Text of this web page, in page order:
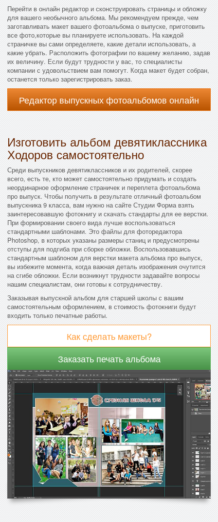
Перейти в онлайн редактор и сконструировать страницы и обложку
для вашего необычного альбома. Мы рекомендуем прежде, чем
заготавливать макет вашего фотоальбома о выпуске, приготовить
все фото,которые вы планируете использовать. На каждой
страничке вы сами определяете, какие детали использовать, а
какие убрать. Расположить фотографии по вашему желанию, задав
их величину. Если будут трудности у вас, то специалисты
компании с удовольствием вам помогут. Когда макет будет собран,
останется только зарегистрировать заказ.
Редактор выпускных фотоальбомов онлайн
Изготовить альбом девятиклассника
Ходоров самостоятельно
Среди выпускников девятиклассников и их родителей, скорее
всего, есть те, кто может самостоятельно придумать и создать
неординарное оформление страничек и переплета фотоальбома
про выпуск. Чтобы получить в результате отличный фотоальбом
выпускника 9 класса, вам нужно на сайте Студии Форма взять
заинтересовавшую фотокнигу и скачать стандарты для ее верстки.
При формировании своего вида лучше воспользоваться
стандартными шаблонами. Это файлы для фоторедактора
Photoshop, в которых указаны размеры станиц и предусмотрены
отступы для подгиба при сборке обложки. Воспользовавшись
стандартным шаблоном для верстки макета альбома про выпуск,
вы избежите момента, когда важная деталь изображения очутится
на сгибе обложки. Если возникнут трудности задавайте вопросы
нашим специалистам, они готовы к сотрудничеству.
Заказывая выпускной альбом для старшей школы с вашим
самостоятельным оформлением, в стоимость фотокниги будут
входить только печатные работы.
Как сделать макеты?
Заказать печать альбома